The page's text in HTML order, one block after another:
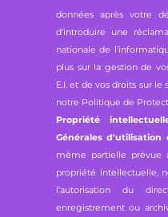
données après votre
d’introduire une
nationale de
plus sur la gestion de
E.I. et de vos droits sur
notre Politique de
Propriété
Générales d'utilisation
même partielle prévue
propriété intellectuelle,
l’autorisation du
enregistrement ou